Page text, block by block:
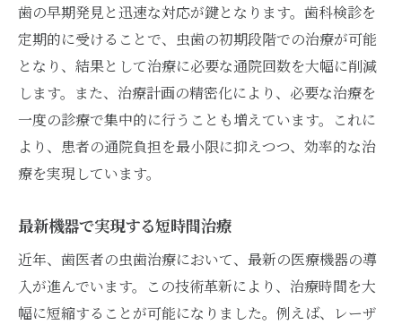
歯の早期発見と迅速な対応が鍵となります。歯科検診を
定期的に受けることで、虫歯の初期段階での治療が可能
となり、結果として治療に必要な通院回数を大幅に削減
します。また、治療計画の精密化により、必要な治療を
一度の診療で集中的に行うことも増えています。これに
より、患者の通院負担を最小限に抑えつつ、効率的な治
療を実現しています。
最新機器で実現する短時間治療
近年、歯医者の虫歯治療において、最新の医療機器の導
入が進んでいます。この技術革新により、治療時間を大
幅に短縮することが可能になりました。例えば、レーザ